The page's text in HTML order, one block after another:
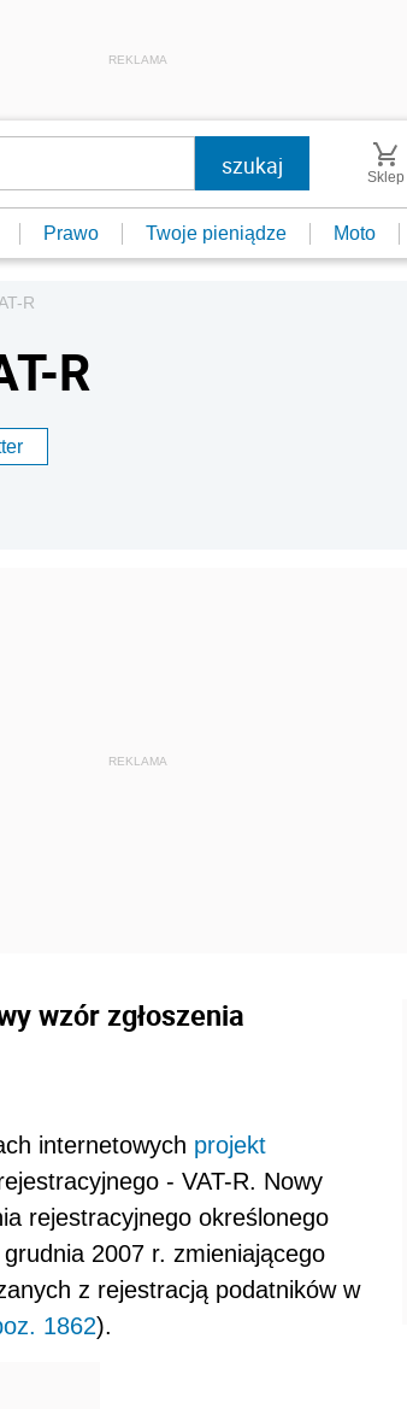
REKLAMA
Sklep
Prawo Twoje pieniądze Moto
R
R
wzór zgłoszenia
internetowych projekt
- VAT-R. Nowy
rejestracyjnego określonego
2007 r. zmieniającego
z rejestracją podatników w
1862).